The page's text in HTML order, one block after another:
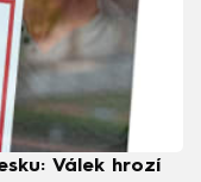
Válek hrozí